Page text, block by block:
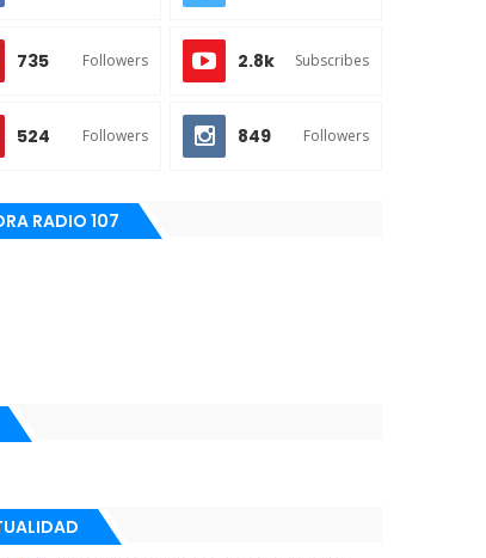
735 Followers 2.8k Subscribes
524 Followers 849 Followers
RADIO 107